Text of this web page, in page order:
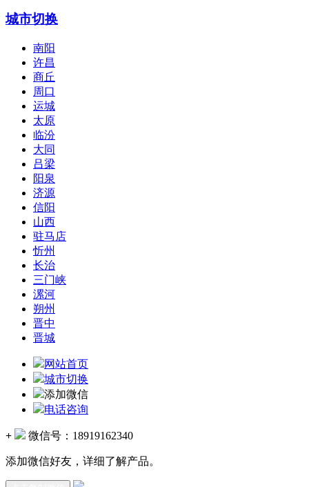
城市切换
南阳
许昌
商丘
周口
运城
太原
临汾
大同
吕梁
阳泉
济源
信阳
山西
驻马店
忻州
长治
三门峡
漯河
朔州
晋中
晋城
网站首页
城市切换
添加微信
电话咨询
+ 微信号： 18919162340
添加微信好友，详细了解产品。